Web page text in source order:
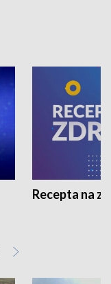
Recepta na